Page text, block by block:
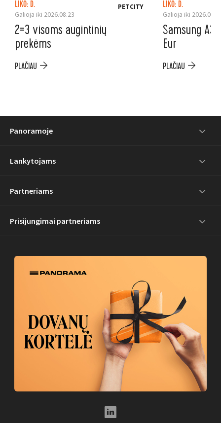
LIKO: D.
Galioja iki 2026.08.23
PETCITY
2=3 visoms augintinių
prekėms
PLAČIAU
LIKO: D.
Galioja iki
Samsung
Eur
PLAČIAU
Panoramoje
Lankytojams
Partneriams
Prisijungimai partneriams